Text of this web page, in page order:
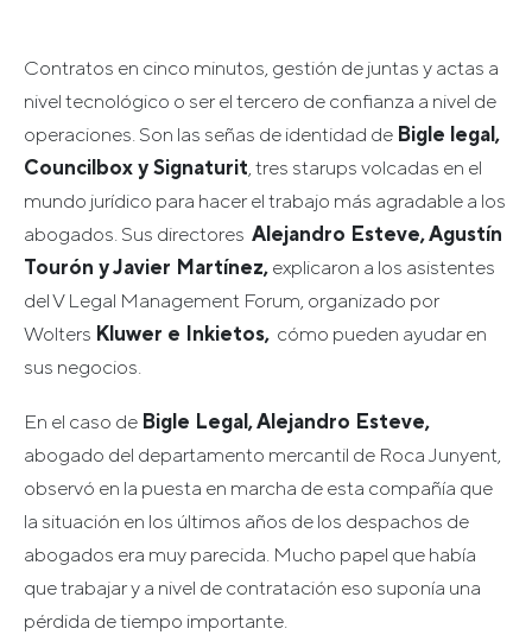
Contratos en cinco minutos, gestión de juntas y actas a
nivel tecnológico o ser el tercero de confianza a nivel de
operaciones. Son las señas de identidad de Bigle legal,
Councilbox y Signaturit, tres starups volcadas en el
mundo jurídico para hacer el trabajo más agradable a los
abogados. Sus directores Alejandro Esteve, Agustín
Tourón y Javier Martínez, explicaron a los asistentes
del V Legal Management Forum, organizado por
Wolters Kluwer e Inkietos, cómo pueden ayudar en
sus negocios.
En el caso de Bigle Legal, Alejandro Esteve,
abogado del departamento mercantil de Roca Junyent,
observó en la puesta en marcha de esta compañía que
la situación en los últimos años de los despachos de
abogados era muy parecida. Mucho papel que había
que trabajar y a nivel de contratación eso suponía una
pérdida de tiempo importante.